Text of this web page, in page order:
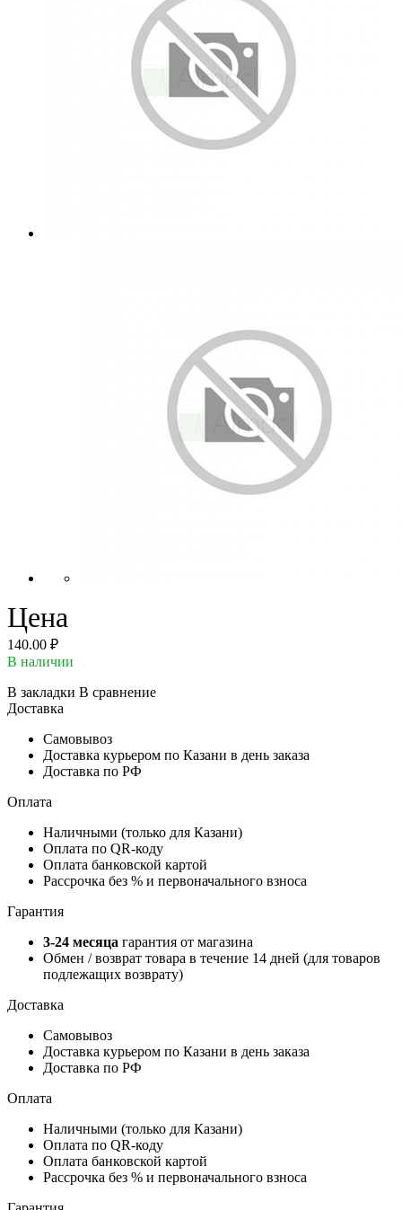
Цена
140.00 ₽
В наличии
В закладки В сравнение
Доставка
Самовывоз
Доставка курьером по Казани в день заказа
Доставка по РФ
Оплата
Наличными (только для Казани)
Оплата по QR-коду
Оплата банковской картой
Рассрочка без % и первоначального взноса
Гарантия
3-24 месяца гарантия от магазина
Обмен / возврат товара в течение 14 дней (для товаров
подлежащих возврату)
Доставка
Самовывоз
Доставка курьером по Казани в день заказа
Доставка по РФ
Оплата
Наличными (только для Казани)
Оплата по QR-коду
Оплата банковской картой
Рассрочка без % и первоначального взноса